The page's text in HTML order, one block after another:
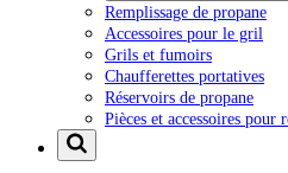
Remplissage de propane
Accessoires pour le gril
Grils et fumoirs
Chaufferettes portatives
Réservoirs de propane
Pièces et accessoires pour